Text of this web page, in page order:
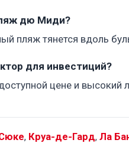
дю Миди?
пляж тянется вдоль
для инвестиций?
цене и высокий
, Круа-де-Гард, Ла